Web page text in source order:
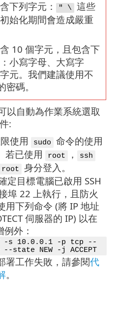
下列字元： " \
這些
始化期間會造成嚴重
10 個字元，且包含下
小寫字母、大寫字
元。我們建議使用不
碼。
以自動為作業系統選取
:
使用 sudo
命令的使用
若已使用 root ， ssh
root 身分登入。
定目標電腦已啟用 SSH
埠 22 上執行，且防火
用下列命令 (將 IP 地址
伺服器的 IP) 以在
外：
-s 10.0.0.1 -p tcp --
state NEW -j ACCEPT
署工作失敗，請參閱代
。